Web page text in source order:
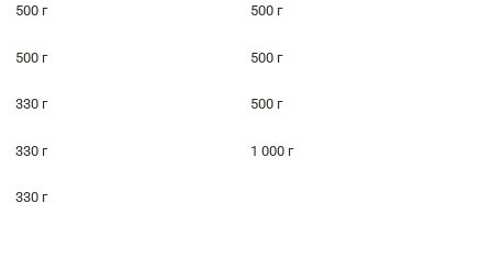
500 г 500 г
500 г 500 г
330 г 500 г
330 г 1 000 г
330 г